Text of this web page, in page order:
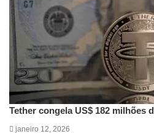
Tether congela US$ 182 milhões
janeiro 12, 2026